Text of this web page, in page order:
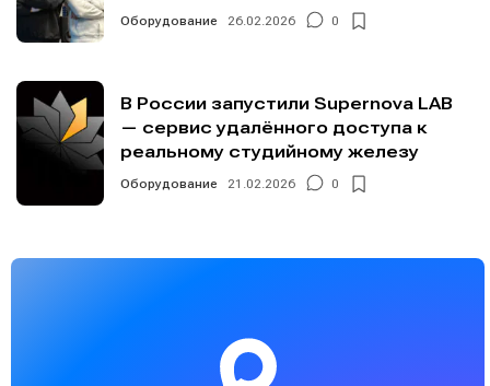
Оборудование 26.02.2026 0
В России запустили Supernova LAB
— сервис удалённого доступа к
реальному студийному железу
Оборудование 21.02.2026 0